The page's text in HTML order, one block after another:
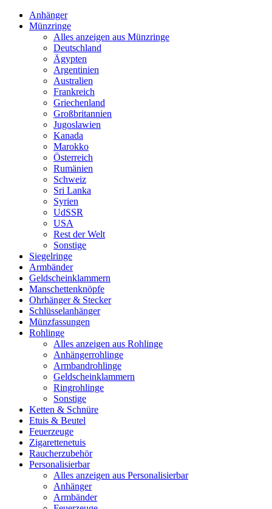
Anhänger
Münzringe
Alles anzeigen aus Münzringe
Deutschland
Ägypten
Argentinien
Australien
Frankreich
Griechenland
Großbritannien
Jugoslawien
Kanada
Marokko
Österreich
Rumänien
Schweiz
Sri Lanka
Syrien
UdSSR
USA
Rest der Welt
Sonstige
Siegelringe
Armbänder
Geldscheinklammern
Manschettenknöpfe
Ohrhänger & Stecker
Schlüsselanhänger
Münzfassungen
Rohlinge
Alles anzeigen aus Rohlinge
Anhängerrohlinge
Armbandrohlinge
Geldscheinklammern
Ringrohlinge
Sonstige
Ketten & Schnüre
Etuis & Beutel
Feuerzeuge
Zigarettenetuis
Raucherzubehör
Personalisierbar
Alles anzeigen aus Personalisierbar
Anhänger
Armbänder